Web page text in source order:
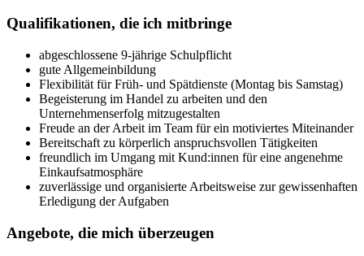
Qualifikationen, die ich mitbringe
abgeschlossene 9-jährige Schulpflicht
gute Allgemeinbildung
Flexibilität für Früh- und Spätdienste (Montag bis Samstag)
Begeisterung im Handel zu arbeiten und den
Unternehmenserfolg mitzugestalten
Freude an der Arbeit im Team für ein motiviertes Miteinander
Bereitschaft zu körperlich anspruchsvollen Tätigkeiten
freundlich im Umgang mit Kund:innen für eine angenehme
Einkaufsatmosphäre
zuverlässige und organisierte Arbeitsweise zur gewissenhaften
Erledigung der Aufgaben
Angebote, die mich überzeugen